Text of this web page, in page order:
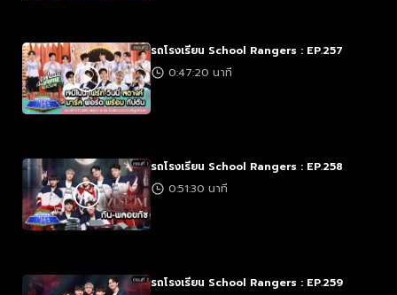
รถโรงเรียน School Rangers : EP.257
0:47:20 นาที
รถโรงเรียน School Rangers : EP.258
0:51:30 นาที
รถโรงเรียน School Rangers : EP.259